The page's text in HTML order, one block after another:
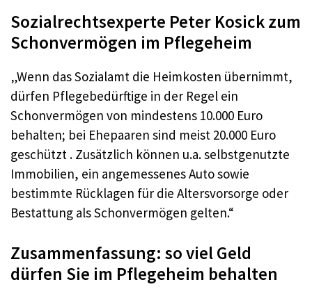
Sozialrechtsexperte Peter Kosick zum
Schonvermögen im Pflegeheim
„Wenn das Sozialamt die Heimkosten übernimmt,
dürfen Pflegebedürftige in der Regel ein
Schonvermögen von mindestens 10.000 Euro
behalten; bei Ehepaaren sind meist 20.000 Euro
geschützt . Zusätzlich können u.a. selbstgenutzte
Immobilien, ein angemessenes Auto sowie
bestimmte Rücklagen für die Altersvorsorge oder
Bestattung als Schonvermögen gelten.“
Zusammenfassung: so viel Geld
dürfen Sie im Pflegeheim behalten